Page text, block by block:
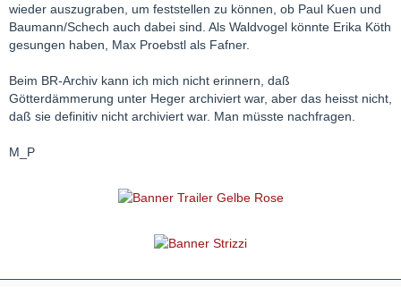
wieder auszugraben, um feststellen zu können, ob Paul Kuen und
Baumann/Schech auch dabei sind. Als Waldvogel könnte Erika Köth
gesungen haben, Max Proebstl als Fafner.
Beim BR-Archiv kann ich mich nicht erinnern, daß
Götterdämmerung unter Heger archiviert war, aber das heisst nicht,
daß sie definitiv nicht archiviert war. Man müsste nachfragen.
M_P